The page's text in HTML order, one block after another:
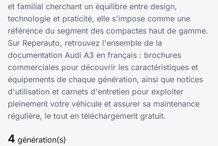
et familial cherchant un équilibre entre design,
technologie et praticité, elle s'impose comme une
référence du segment des compactes haut de gamme.
Sur Reperauto, retrouvez l'ensemble de la
documentation Audi A3 en français : brochures
commerciales pour découvrir les caractéristiques et
équipements de chaque génération, ainsi que notices
d'utilisation et carnets d'entretien pour exploiter
pleinement votre véhicule et assurer sa maintenance
régulière, le tout en téléchargement gratuit.
4 génération(s)